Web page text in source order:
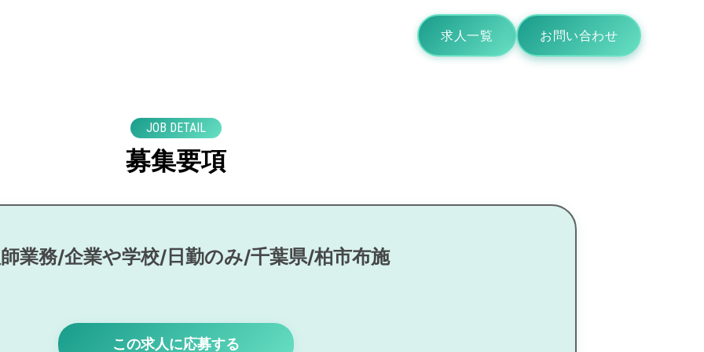
求人一覧 お問い合わせ
JOB DETAIL
募集要項
業務/企業や学校/日勤のみ/千葉県/柏市布施
この求人に応募する